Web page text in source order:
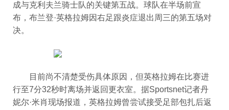
成与克利夫兰骑士队的关键第五战。球队在半场前宣
布，布兰登·英格拉姆因右足跟炎症退出周三的第五场对
决。
目前尚不清楚受伤具体原因，但英格拉姆在比赛进
行至7分32秒时离场并返回更衣室。据Sportsnet记者丹
妮尔·米肖现场报道，英格拉姆曾尝试接受足部包扎后返